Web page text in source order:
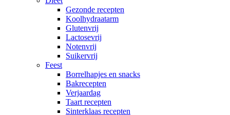
Gezonde recepten
Koolhydraatarm
Glutenvrij
Lactosevrij
Notenvrij
Suikervrij
Feest
Borrelhapjes en snacks
Bakrecepten
Verjaardag
Taart recepten
Sinterklaas recepten